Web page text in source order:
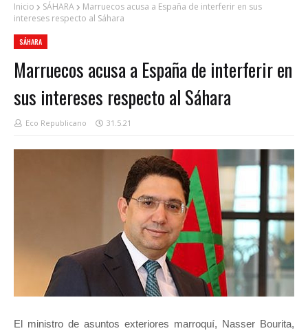
Inicio SÁHARA
Marruecos acusa a España de interferir en sus
intereses respecto al Sáhara
SÁHARA
Marruecos acusa a España de interferir en
sus intereses respecto al Sáhara
Eco Republicano 31.5.21
El ministro de asuntos exteriores marroquí, Nasser Bourita,